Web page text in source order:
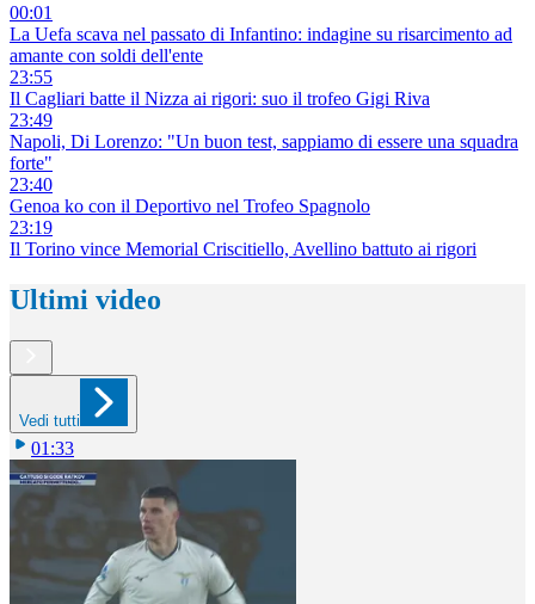
00:01
La Uefa scava nel passato di Infantino: indagine su risarcimento ad
amante con soldi dell'ente
23:55
Il Cagliari batte il Nizza ai rigori: suo il trofeo Gigi Riva
23:49
Napoli, Di Lorenzo: "Un buon test, sappiamo di essere una squadra
forte"
23:40
Genoa ko con il Deportivo nel Trofeo Spagnolo
23:19
Il Torino vince Memorial Criscitiello, Avellino battuto ai rigori
Ultimi video
Vedi tutti
01:33